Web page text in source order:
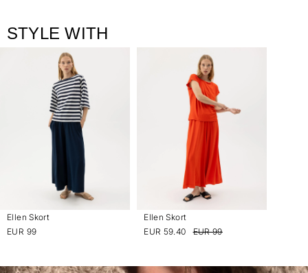
STYLE WITH
Ellen Skort
EUR 99
Ellen Skort
EUR 59.40
EUR 99